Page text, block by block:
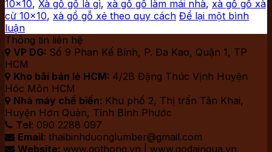
10x10, Xà gồ gỗ là gì, xà gồ gỗ làm mái nhà, xà gồ gỗ xà
cừ 10x10, xà gồ gỗ xẻ theo quy cách Để lại một bình
luận
Thông tin liên hệ
 VP DG: Số 9 Phan Kế Bính, P. Đa Kao, Quận 1, TP
HCM
 Kho bãi bán lẻ HCM: 4/2B Đặng Thúc Vịnh Huyện
Hóc Môn HCM
 Nhà máy chế biến: Khu phố 2, Thị trấn Tân Khai,
Huyện Hớn Quản, Tỉnh Bình Phước
 Tel: 090 2288 097
 Email: thaibinhduonglumber@gmail.com
 Website: www.gothong.vn | www.godaingua.vn